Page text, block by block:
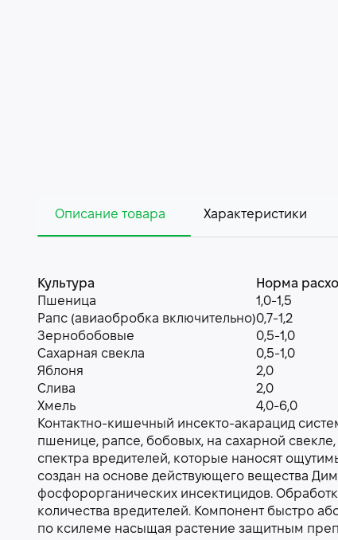
Описание товара Характеристики
Культура
Норма
Пшеница
1,0-1,5
Рапс (авиаобробка включительно)0,7-1,2
Зернобобовые
0,5-1,0
Сахарная свекла
0,5-1,0
Яблоня
2,0
Слива
2,0
Хмель
4,0-6,0
Контактно-кишечный инсекто-акарацид
пшенице, рапсе, бобовых, на сахарной
спектра вредителей, которые наносят
создан на основе действующего вещества
фосфорорганических инсектицидов.
количества вредителей. Компонент быстро
по ксилеме насыщая растение защитным